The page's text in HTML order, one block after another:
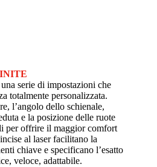
serie di impostazioni che
totalmente personalizzata.
l’angolo dello schienale,
e la posizione delle ruote
per offrire il maggior comfort
al laser facilitano la
chiave e specificano l’esatto
veloce, adattabile.